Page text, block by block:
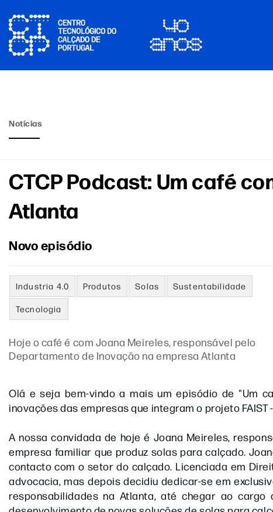
Notícias
CTCP Podcast: Um café
Atlanta
Novo episódio
Industria 4.0 Produtos Solas Sustentabilidade
Tecnologia
Hoje o café é com Joana Meireles, responsável pelo
Departamento de Inovação na empresa Atlanta
Olá e seja bem-vindo a mais um episódio de "Um
inovações das empresas que integram o projeto
A nossa convidada de hoje é Joana Meireles,
empresa familiar que produz solas para calçado.
contacto com o setor do calçado. Licenciada em
advocacia, mas depois decidiu dedicar-se em
responsabilidades na Atlanta, até chegar ao